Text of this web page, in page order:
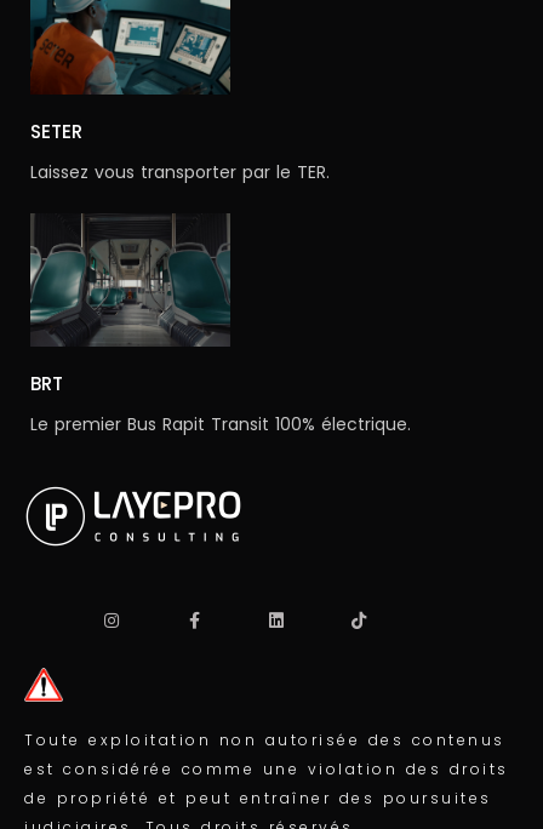
SETER
Laissez vous transporter par le TER.
BRT
Le premier Bus Rapit Transit 100% électrique.
Toute exploitation non autorisée des contenus
est considérée comme une violation des droits
de propriété et peut entraîner des poursuites